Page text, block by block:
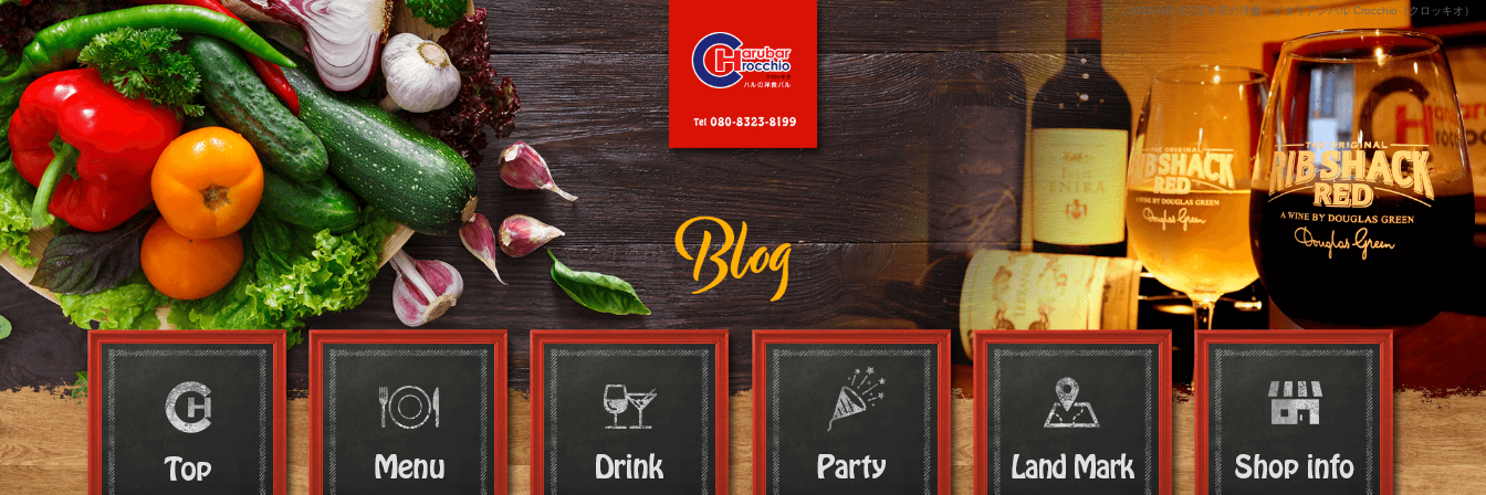
2016 8月 07|茨木市の洋食・イタリアンバル Crocchio（クロッキオ）